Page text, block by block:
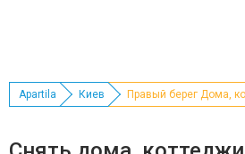
Apartila Киев Правый берег Дома,